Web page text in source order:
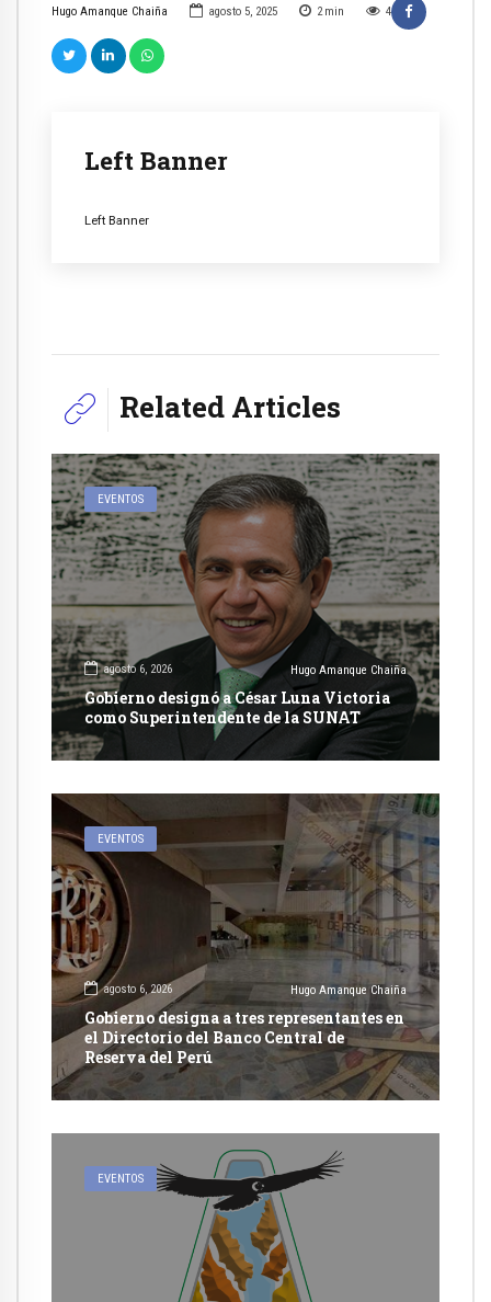
Hugo Amanque Chaiña agosto 5, 2025 2 min 4
Left Banner
Left Banner
Related Articles
EVENTOS
agosto 6, 2026 Hugo Amanque Chaiña
Gobierno designó a César Luna Victoria
como Superintendente de la SUNAT
EVENTOS
agosto 6, 2026 Hugo Amanque Chaiña
Gobierno designa a tres representantes en
el Directorio del Banco Central de
Reserva del Perú
EVENTOS